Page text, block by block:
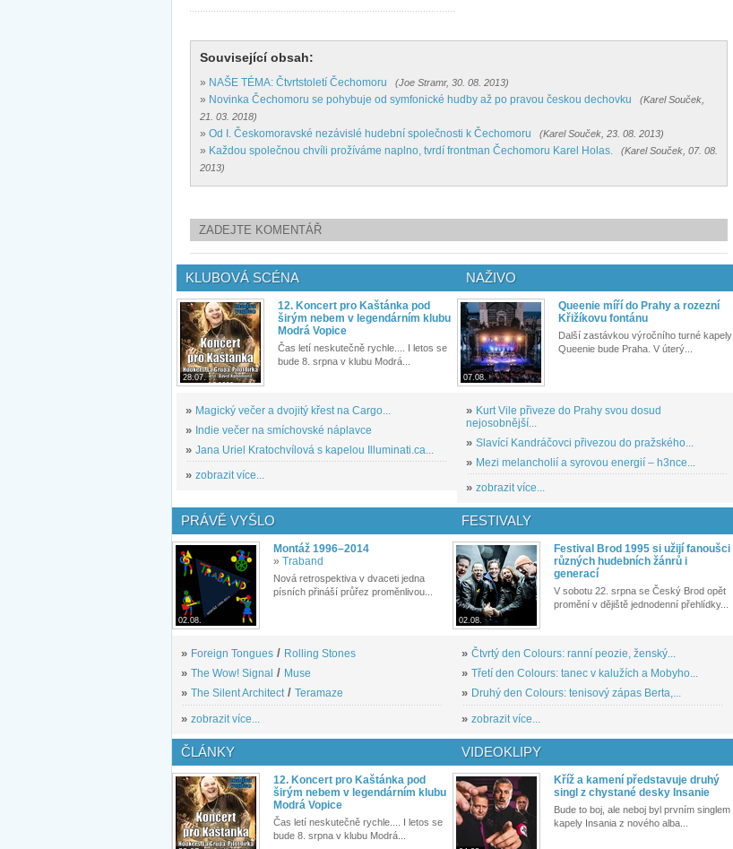
Související obsah:
» NAŠE TÉMA: Čtvrtstoletí Čechomoru (Joe Stramr, 30. 08. 2013)
» Novinka Čechomoru se pohybuje od symfonické hudby až po pravou českou dechovku
(Karel Souček,
21. 03. 2018)
» Od I. Českomoravské nezávislé hudební společnosti k Čechomoru (Karel Souček, 23. 08. 2013)
» Každou společnou chvíli prožíváme naplno, tvrdí frontman Čechomoru Karel Holas.
(Karel Souček, 07. 08.
2013)
ZADEJTE KOMENTÁŘ
KLUBOVÁ SCÉNA
28.07.
12. Koncert pro Kaštánka pod
širým nebem v legendárním klubu
Modrá Vopice
Čas letí neskutečně rychle.... I letos se
bude 8. srpna v klubu Modrá...
» Magický večer a dvojitý křest na Cargo...
» Indie večer na smíchovské náplavce
» Jana Uriel Kratochvílová s kapelou Illuminati.ca...
» zobrazit více...
NAŽIVO
07.08.
Queenie míří do Prahy a rozezní
Křižíkovu fontánu
Další zastávkou výročního turné kapely
Queenie bude Praha. V úterý...
» Kurt Vile přiveze do Prahy svou dosud
nejosobnější...
» Slavící Kandráčovci přivezou do pražského...
» Mezi melancholií a syrovou energií – h3nce...
» zobrazit více...
PRÁVĚ VYŠLO
02.08.
Montáž 1996–2014
» Traband
Nová retrospektiva v dvaceti jedna
písních přináší průřez proměnlivou...
» Foreign Tongues / Rolling Stones
» The Wow! Signal / Muse
» The Silent Architect/ Teramaze
» zobrazit více...
FESTIVALY
02.08.
Festival Brod 1995 si užijí fanoušci
různých hudebních žánrů i
generací
V sobotu 22. srpna se Český Brod opět
promění v dějiště jednodenní přehlídky...
» Čtvrtý den Colours: ranní peozie, ženský...
» Třetí den Colours: tanec v kalužích a Mobyho...
» Druhý den Colours: tenisový zápas Berta,...
» zobrazit více...
ČLÁNKY
12. Koncert pro Kaštánka pod
širým nebem v legendárním klubu
Modrá Vopice
Čas letí neskutečně rychle.... I letos se
bude 8. srpna v klubu Modrá...
VIDEOKLIPY
Kříž a kamení představuje druhý
singl z chystané desky Insanie
Bude to boj, ale neboj byl prvním singlem
kapely Insania z nového alba...